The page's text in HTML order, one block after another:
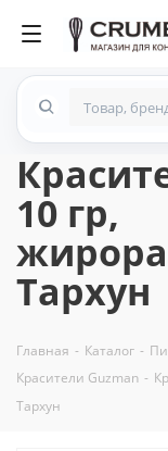
10 гр,
Тархун
Главная - Каталог -
Красители Guzman -
Тархун